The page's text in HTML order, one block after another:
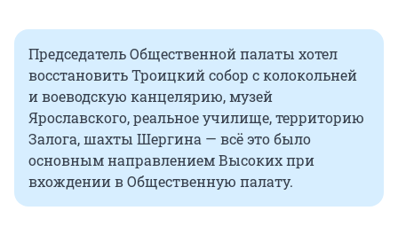
Председатель Общественной палаты хотел
восстановить Троицкий собор с колокольней
и воеводскую канцелярию, музей
Ярославского, реальное училище, территорию
Залога, шахты Шергина — всё это было
основным направлением Высоких при
вхождении в Общественную палату.